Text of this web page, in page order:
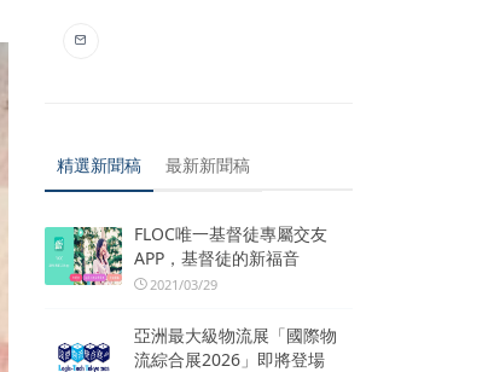
精選新聞稿 最新新聞稿
FLOC唯一基督徒專屬交友
APP，基督徒的新福音
2021/03/29
亞洲最大級物流展「國際物
流綜合展2026」即將登場